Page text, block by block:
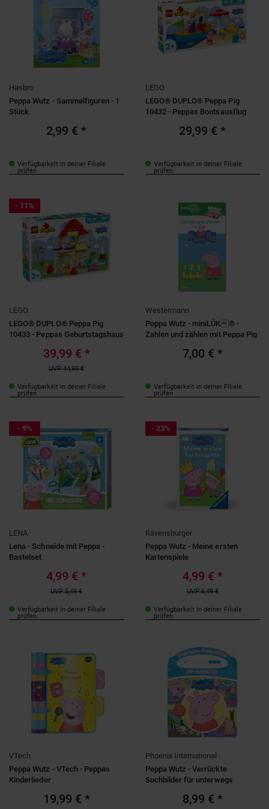
Hasbro
Peppa Wutz - Sammelfiguren - 1
Stück
2,99 € *
Verfügbarkeit in deiner Filiale
prüfen
LEGO
LEGO® DUPLO® Peppa Pig
10432 - Peppas Bootsausflug
29,99 € *
Verfügbarkeit in deiner Filiale
prüfen
- 11%
LEGO
LEGO® DUPLO® Peppa Pig
10433 - Peppas Geburtstagshaus
39,99 € *
UVP 44,99 €
Verfügbarkeit in deiner Filiale
prüfen
Westermann
Peppa Wutz - miniLÜK® -
Zahlen und zählen mit Peppa Pig
7,00 € *
Verfügbarkeit in deiner Filiale
prüfen
- 9%
LENA
Lena - Schneide mit Peppa -
Bastelset
4,99 € *
UVP 5,49 €
Verfügbarkeit in deiner Filiale
prüfen
- 23%
Ravensburger
Peppa Wutz - Meine ersten
Kartenspiele
4,99 € *
UVP 6,49 €
Verfügbarkeit in deiner Filiale
prüfen
VTech
Peppa Wutz - VTech - Peppas
Kinderlieder
19,99 € *
Phoenix International
Peppa Wutz - Verrückte
Suchbilder für unterwegs
8,99 € *